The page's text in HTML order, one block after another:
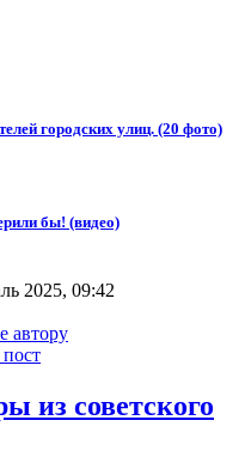
городских улиц. (20 фото)
бы! (видео)
2025, 09:42
автору
из советского